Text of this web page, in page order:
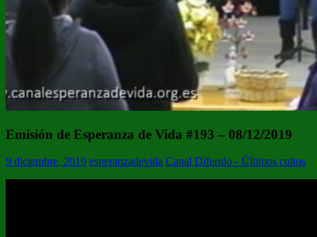
Emisión de Esperanza de Vida #193 – 08/12/2019
9 diciembre, 2019 esperanzadevida Canal Diferido - Últimos cultos